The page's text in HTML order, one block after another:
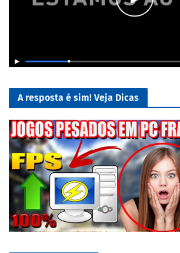
A resposta é sim! Veja Dicas